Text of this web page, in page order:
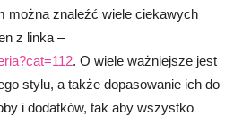
można znaleźć wiele ciekawych
z linka –
. O wiele ważniejsze jest
stylu, a także dopasowanie ich do
i dodatków, tak aby wszystko